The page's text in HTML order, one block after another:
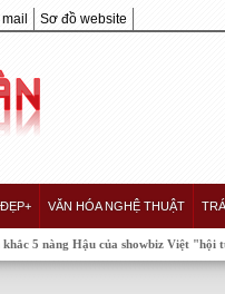
Sơ đồ website
ĐẸP+ VĂN HÓA NGHỆ THUẬT
Hậu của showbiz Việt "hội tụ" trong